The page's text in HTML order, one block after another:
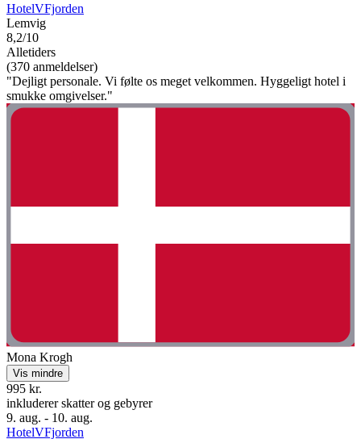
HotelVFjorden
Lemvig
8,2/10
Alletiders
(370 anmeldelser)
"Dejligt personale. Vi følte os meget velkommen. Hyggeligt hotel i
smukke omgivelser."
Mona Krogh
Vis mindre
995 kr.
inkluderer skatter og gebyrer
9. aug. - 10. aug.
HotelVFjorden